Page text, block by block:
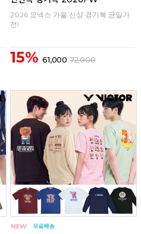
2026 요넥스 가을 신상 경기복 균일가
전!
15% 61,000 72,000